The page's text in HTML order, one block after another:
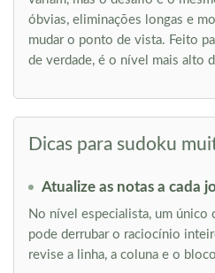
óbvias, eliminações longas e
mudar o ponto de vista. Feito
de verdade, é o nível mais alto
Dicas para sudoku
Atualize as notas a cada
No nível especialista, um único
pode derrubar o raciocínio
revise a linha, a coluna e o